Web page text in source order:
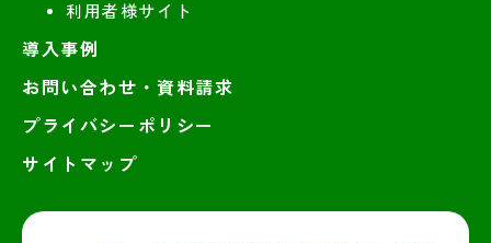
利用者様サイト
導入事例
お問い合わせ・資料請求
プライバシーポリシー
サイトマップ